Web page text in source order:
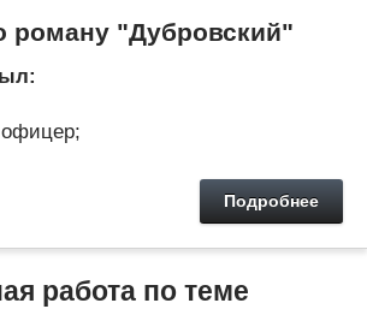
роману "Дубровский"
офицер;
Подробнее
работа по теме